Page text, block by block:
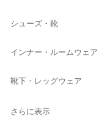
シューズ・靴
インナー・ルームウェア
靴下・レッグウェア
さらに表示